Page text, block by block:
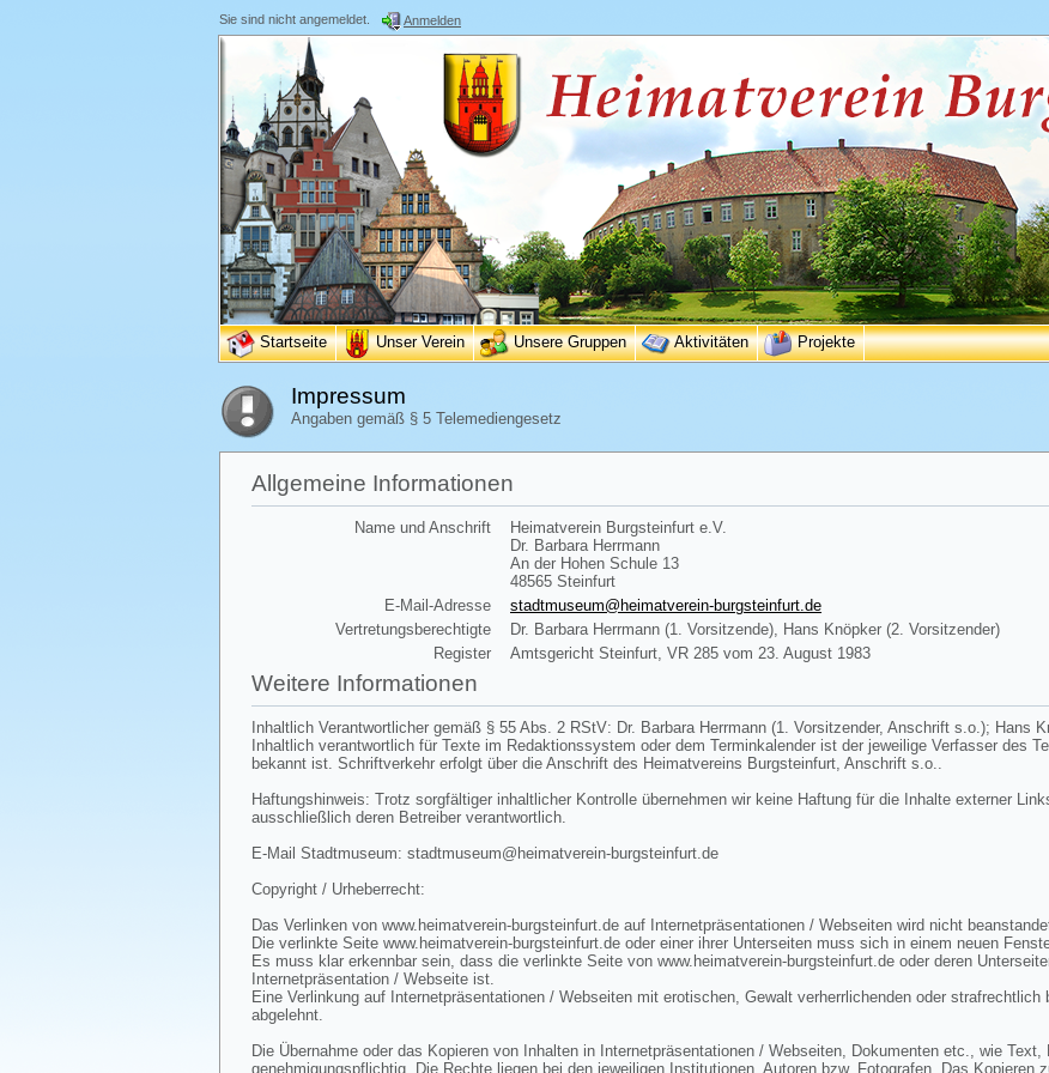
Sie sind nicht angemeldet. Anmelden
Startseite Unser Verein Unsere Gruppen Aktivitäten Projekte
Impressum
Angaben gemäß § 5 Telemediengesetz
Allgemeine Informationen
Name und Anschrift
Heimatverein Burgsteinfurt e.V.
Dr. Barbara Herrmann
An der Hohen Schule 13
48565 Steinfurt
E-Mail-Adresse
stadtmuseum@heimatverein-burgsteinfurt.de
Vertretungsberechtigte
Dr. Barbara Herrmann (1. Vorsitzende), Hans Knöpker (2. Vorsitzender)
Register
Amtsgericht Steinfurt, VR 285 vom 23. August 1983
Weitere Informationen
Inhaltlich Verantwortlicher gemäß § 55 Abs. 2 RStV: Dr. Barbara Herrmann (1. Vorsitzender, Anschrift s.o.); Hans
Inhaltlich verantwortlich für Texte im Redaktionssystem oder dem Terminkalender ist der jeweilige Verfasser des
bekannt ist. Schriftverkehr erfolgt über die Anschrift des Heimatvereins Burgsteinfurt, Anschrift s.o..
Haftungshinweis: Trotz sorgfältiger inhaltlicher Kontrolle übernehmen wir keine Haftung für die Inhalte externer
ausschließlich deren Betreiber verantwortlich.
E-Mail Stadtmuseum: stadtmuseum@heimatverein-burgsteinfurt.de
Copyright / Urheberrecht:
Das Verlinken von www.heimatverein-burgsteinfurt.de auf Internetpräsentationen / Webseiten wird nicht
Die verlinkte Seite www.heimatverein-burgsteinfurt.de oder einer ihrer Unterseiten muss sich in einem neuen
Es muss klar erkennbar sein, dass die verlinkte Seite von www.heimatverein-burgsteinfurt.de oder deren
Internetpräsentation / Webseite ist.
Eine Verlinkung auf Internetpräsentationen / Webseiten mit erotischen, Gewalt verherrlichenden oder strafrechtlich
abgelehnt.
Die Übernahme oder das Kopieren von Inhalten in Internetpräsentationen / Webseiten, Dokumenten etc., wie Text,
genehmigungspflichtig. Die Rechte liegen bei den jeweiligen Institutionen, Autoren bzw. Fotografen. Das Kopieren